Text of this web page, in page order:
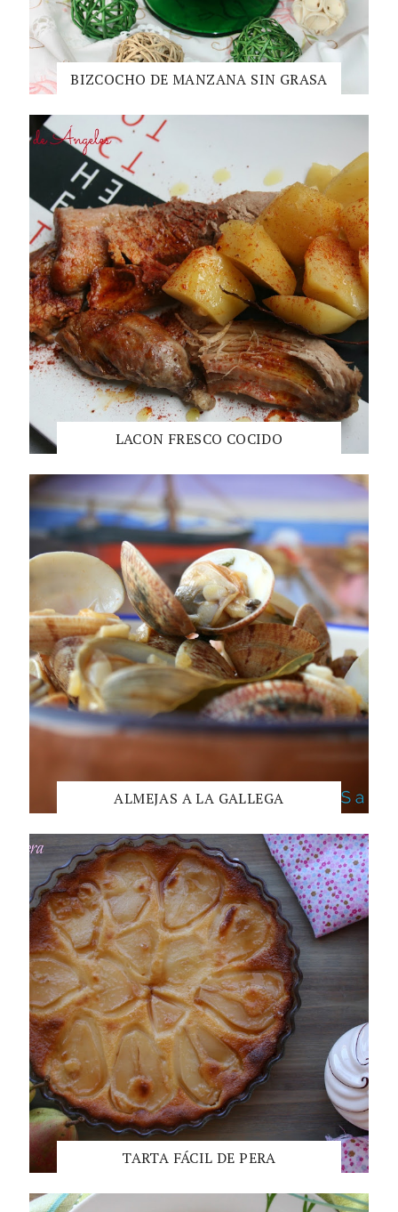
BIZCOCHO DE MANZANA SIN GRASA
LACON FRESCO COCIDO
ALMEJAS A LA GALLEGA
TARTA FÁCIL DE PERA